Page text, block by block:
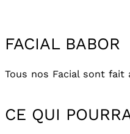
FACIAL BABOR
Tous nos Facial sont
CE QUI